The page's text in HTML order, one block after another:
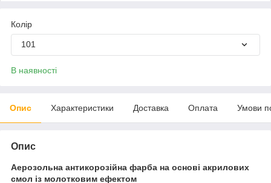
Колір
101
В наявності
Опис Характеристики Доставка Оплата Умови
Опис
Аерозольна антикорозійна фарба на основі акрилових
смол із молотковим ефектом